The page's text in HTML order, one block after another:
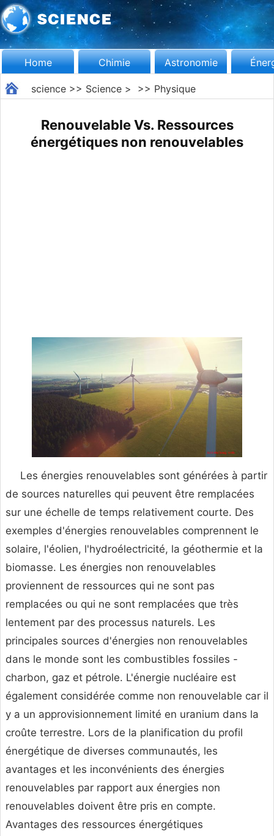
Home Chimie Astronomie
science>> Science> >> Physique
Renouvelable Vs. Ressources
énergétiques non renouvelables
Les énergies renouvelables sont générées à partir
de sources naturelles qui peuvent être remplacées
sur une échelle de temps relativement courte. Des
exemples d'énergies renouvelables comprennent le
solaire, l'éolien, l'hydroélectricité, la géothermie et la
biomasse. Les énergies non renouvelables
proviennent de ressources qui ne sont pas
remplacées ou qui ne sont remplacées que très
lentement par des processus naturels. Les
principales sources d'énergies non renouvelables
dans le monde sont les combustibles fossiles -
charbon, gaz et pétrole. L'énergie nucléaire est
également considérée comme non renouvelable car il
y a un approvisionnement limité en uranium dans la
croûte terrestre. Lors de la planification du profil
énergétique de diverses communautés, les
avantages et les inconvénients des énergies
renouvelables par rapport aux énergies non
renouvelables doivent être pris en compte.
Avantages des ressources énergétiques